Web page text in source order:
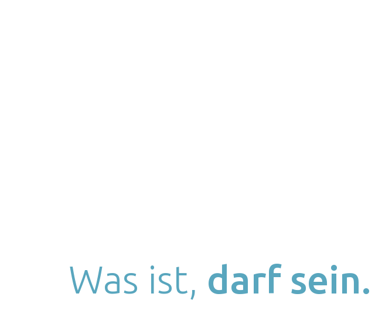
Was ist, darf sein.